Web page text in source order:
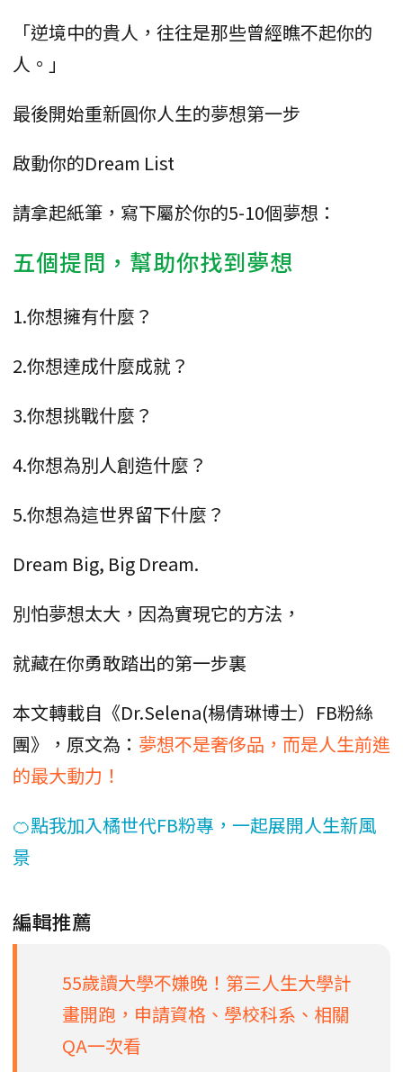
「逆境中的貴人，往往是那些曾經瞧不起你的
人。」
最後開始重新圓你人生的夢想第一步
啟動你的Dream List
請拿起紙筆，寫下屬於你的5-10個夢想：
五個提問，幫助你找到夢想
1.你想擁有什麼？
2.你想達成什麼成就？
3.你想挑戰什麼？
4.你想為別人創造什麼？
5.你想為這世界留下什麼？
Dream Big, Big Dream.
別怕夢想太大，因為實現它的方法，
就藏在你勇敢踏出的第一步裏
本文轉載自《Dr.Selena(楊倩琳博士）FB粉絲
團》，原文為： 夢想不是奢侈品，而是人生前進
的最大動力！
🍊點我加入橘世代FB粉專，一起展開人生新風
景
編輯推薦
55歲讀大學不嫌晚！第三人生大學計
畫開跑，申請資格、學校科系、相關
QA一次看